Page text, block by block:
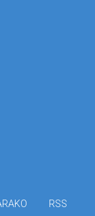
RSS